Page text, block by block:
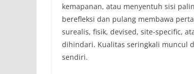
kemapanan, atau menyentuh sisi
berefleksi dan pulang membawa
surealis, fisik, devised, site-specific,
dihindari. Kualitas seringkali muncul
sendiri.